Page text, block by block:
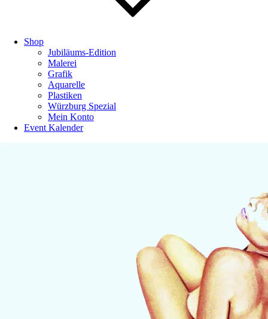
Shop
Jubiläums-Edition
Malerei
Grafik
Aquarelle
Plastiken
Würzburg Spezial
Mein Konto
Event Kalender